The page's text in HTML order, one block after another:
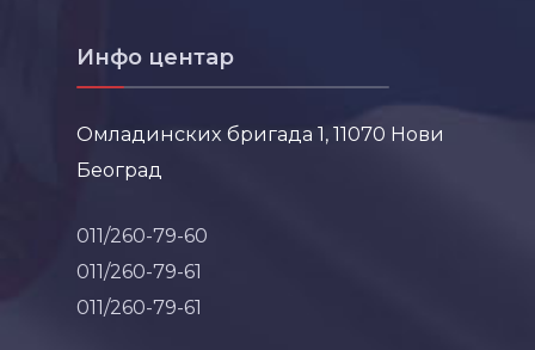
Инфо центар
Омладинских бригада 1, 11070 Нови
Београд
011/260-79-60
011/260-79-61
011/260-79-61